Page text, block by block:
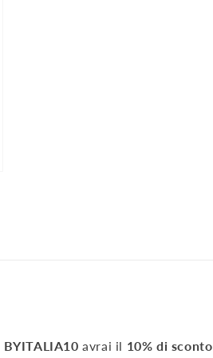
BYITALIA10 avrai il 10% di sconto